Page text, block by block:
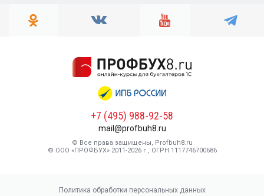
+7 (495) 988-92-58
mail@profbuh8.ru
© Все права защищены, Profbuh8.ru
© ООО «ПРОФБУХ» 2011-2026 г., ОГРН 1117746700686
Политика обработки персональных данных